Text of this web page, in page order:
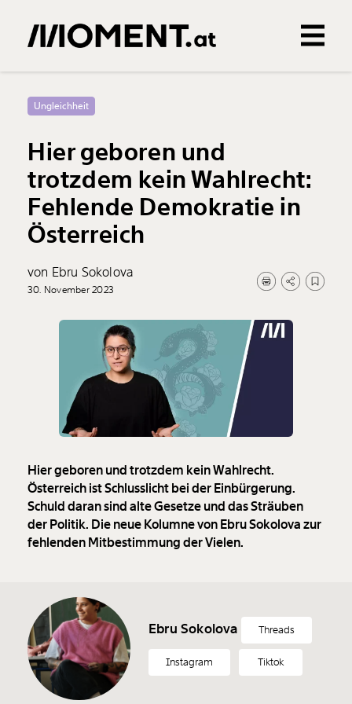
Veränderung
beginnt mit Dir!
0Treffer
Ungleichheit
Hier geboren und
trotzdem kein Wahlrecht:
Fehlende Demokratie in
Österreich
von Ebru Sokolova
30. November 2023
Hier geboren und trotzdem kein Wahlrecht.
Österreich ist Schlusslicht bei der Einbürgerung.
Schuld daran sind alte Gesetze und das Sträuben
der Politik. Die neue Kolumne von Ebru Sokolova zur
fehlenden Mitbestimmung der Vielen.
Ebru Sokolova Threads
Instagram Tiktok